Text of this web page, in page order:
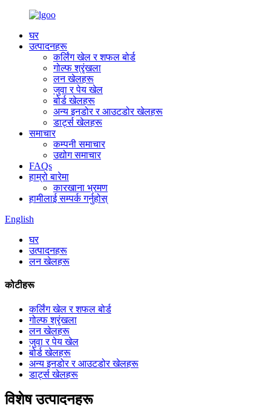
घर
उत्पादनहरू
कर्लिंग खेल र शफल बोर्ड
गोल्फ श्रृंखला
लन खेलहरू
जुवा र पेय खेल
बोर्ड खेलहरू
अन्य इनडोर र आउटडोर खेलहरू
डार्ट्स खेलहरू
समाचार
कम्पनी समाचार
उद्योग समाचार
FAQs
हाम्रो बारेमा
कारखाना भ्रमण
हामीलाई सम्पर्क गर्नुहोस्
English
घर
उत्पादनहरू
लन खेलहरू
कोटीहरू
कर्लिंग खेल र शफल बोर्ड
गोल्फ श्रृंखला
लन खेलहरू
जुवा र पेय खेल
बोर्ड खेलहरू
अन्य इनडोर र आउटडोर खेलहरू
डार्ट्स खेलहरू
विशेष उत्पादनहरू